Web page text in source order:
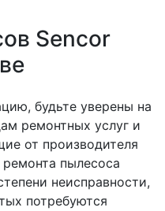
Sencor
будьте уверены на
ремонтных услуг и
от производителя
пылесоса
неисправности,
потребуются